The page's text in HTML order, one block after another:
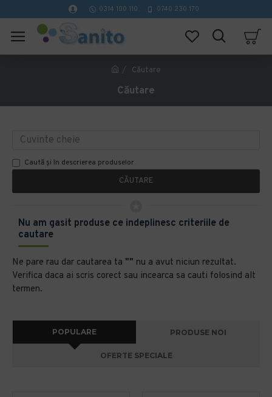
0314 100 110 0740 230 170
Căutare
Căutare
Caută și în descrierea produselor
CĂUTARE
Nu am gasit produse ce indeplinesc criteriile de
cautare
Ne pare rau dar cautarea ta "" nu a avut niciun rezultat.
Verifica daca ai scris corect sau incearca sa cauti folosind alt
termen.
POPULARE PRODUSE NOI
OFERTE SPECIALE